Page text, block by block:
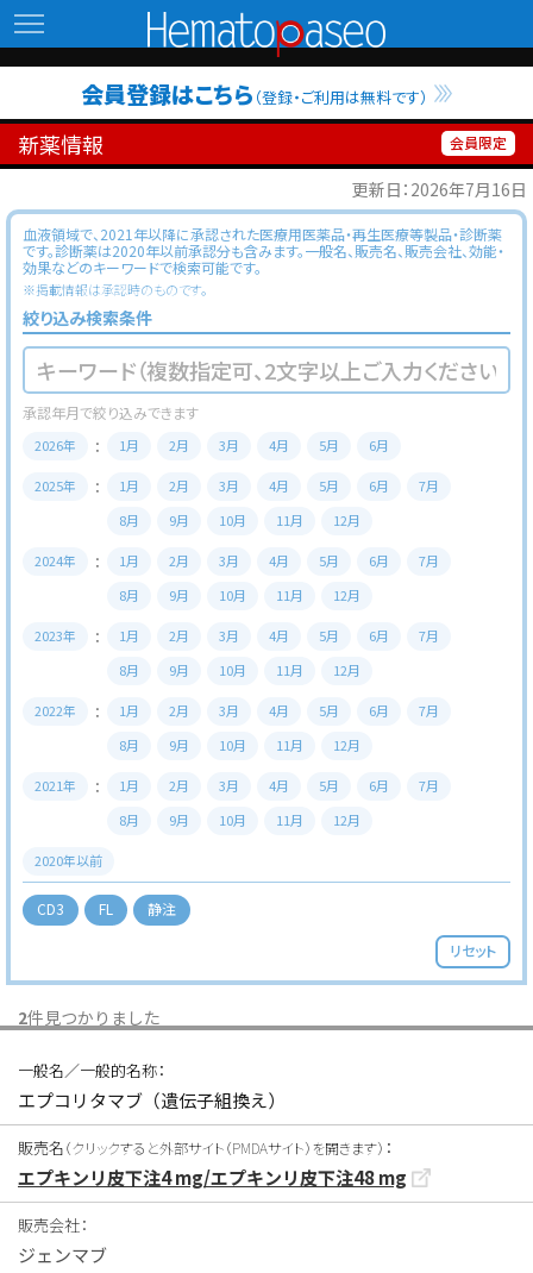
Hematopaseo
会員登録はこちら （登録・ご利用は無料です）
新薬情報
更新日：2026年7月16日
血液領域で、2021年以降に承認された医療用医薬品・再生医療等製品・診断薬
です。診断薬は2020年以前承認分も含みます。一般名、販売名、販売会社、効能・
効果などのキーワードで検索可能です。
※掲載情報は承認時のものです。
絞り込み検索条件
2020年以前
2021年 1月 2月 3月 4月 5月 6月
7月
8月
9月 10月 11月 12月
2022年 1月 2月 3月 4月 5月 6月
7月
8月
9月 10月 11月 12月
2023年 1月 2月 3月 4月 5月 6月
7月
8月
9月 10月 11月 12月
2024年 1月 2月 3月 4月 5月 6月
7月
8月
9月 10月 11月 12月
2025年 1月 2月 3月 4月 5月 6月
7月
8月
9月 10月 11月 12月
2026年 1月 2月 3月 4月 5月 6月
CD3 FL 静注
リセット
2件見つかりました
一般名／一般的名称：
エプコリタマブ（遺伝子組換え）
販売名（クリックすると外部サイト（PMDAサイト）を開きます） ：
エプキンリ皮下注4 mg/エプキンリ皮下注48 mg
販売会社：
ジェンマブ